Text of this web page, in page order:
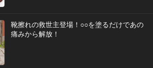
靴擦れの救世主登場！○○を塗るだけであの
痛みから解放！